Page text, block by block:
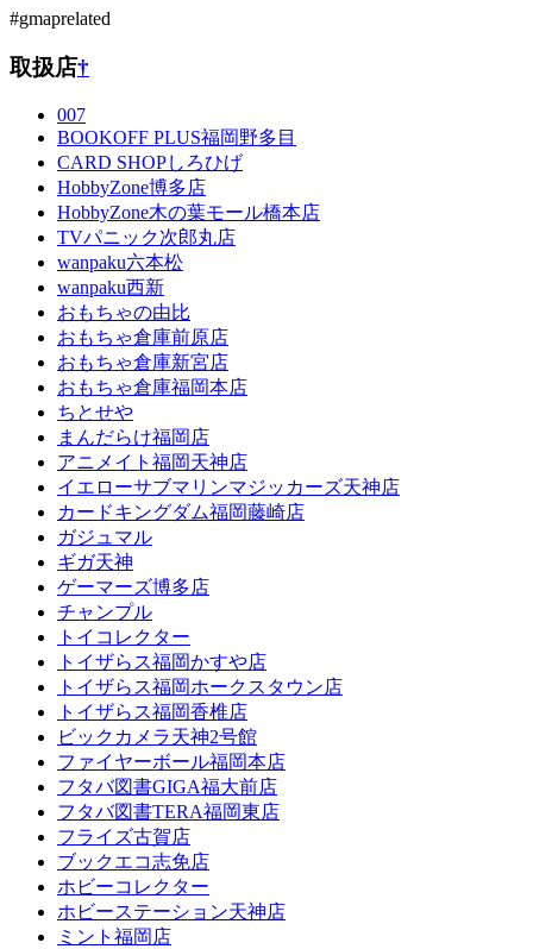
#gmaprelated
取扱店†
007
BOOKOFF PLUS福岡野多目
CARD SHOPしろひげ
HobbyZone博多店
HobbyZone木の葉モール橋本店
TVパニック次郎丸店
wanpaku六本松
wanpaku西新
おもちゃの由比
おもちゃ倉庫前原店
おもちゃ倉庫新宮店
おもちゃ倉庫福岡本店
ちとせや
まんだらけ福岡店
アニメイト福岡天神店
イエローサブマリンマジッカーズ天神店
カードキングダム福岡藤崎店
ガジュマル
ギガ天神
ゲーマーズ博多店
チャンプル
トイコレクター
トイザらス福岡かすや店
トイザらス福岡ホークスタウン店
トイザらス福岡香椎店
ビックカメラ天神2号館
ファイヤーボール福岡本店
フタバ図書GIGA福大前店
フタバ図書TERA福岡東店
フライズ古賀店
ブックエコ志免店
ホビーコレクター
ホビーステーション天神店
ミント福岡店